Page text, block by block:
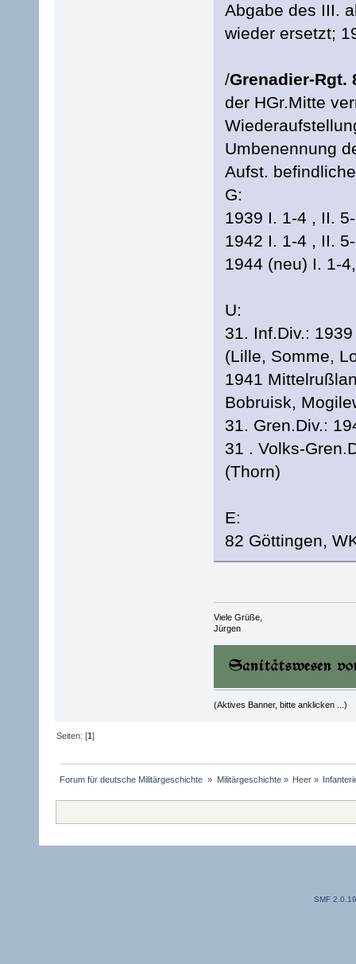
Abgabe des III.
wieder ersetzt;
/Grenadier-Rgt.
der HGr.Mitte
Umbenennung
Aufst.
G:
1939 I. 1-4 , II.
1942 I. 1-4 , II.
1944 (neu) I. 1-
U:
31. Inf.Div.:
(Lille, Somme,
1941
Bobruisk,
31. Gren.Div.:
31 . Volks-
(Thorn)
E:
82 Göttingen,
Viele Grüße,
Jürgen
(Aktives Banner, bitte anklicken ...)
Seiten: [1]
Forum für deutsche Militärgeschichte » Militärgeschichte» Heer»
SMF 2.0.19